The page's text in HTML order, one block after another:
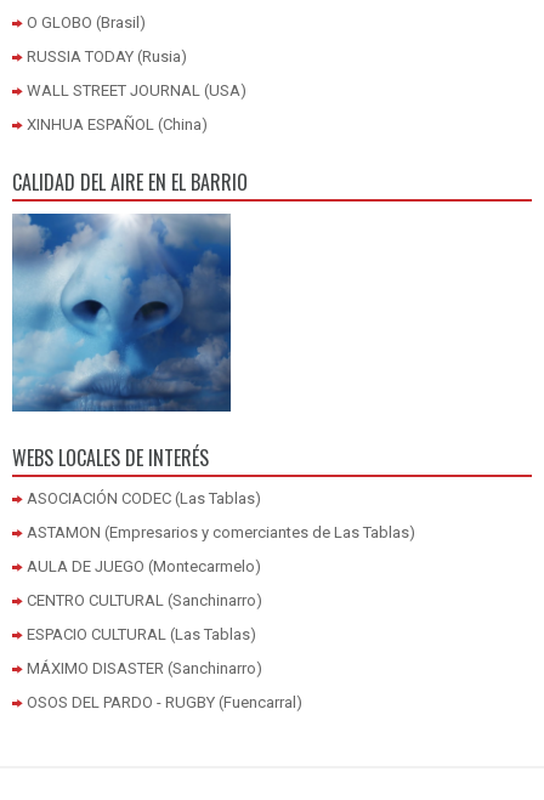
O GLOBO (Brasil)
RUSSIA TODAY (Rusia)
WALL STREET JOURNAL (USA)
XINHUA ESPAÑOL (China)
CALIDAD DEL AIRE EN EL BARRIO
WEBS LOCALES DE INTERÉS
ASOCIACIÓN CODEC (Las Tablas)
ASTAMON (Empresarios y comerciantes de Las Tablas)
AULA DE JUEGO (Montecarmelo)
CENTRO CULTURAL (Sanchinarro)
ESPACIO CULTURAL (Las Tablas)
MÁXIMO DISASTER (Sanchinarro)
OSOS DEL PARDO - RUGBY (Fuencarral)